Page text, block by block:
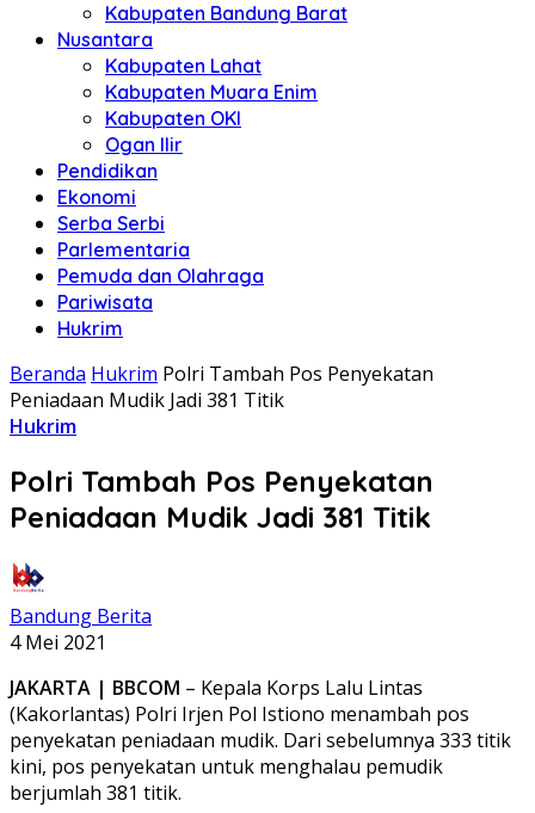
Kabupaten Bandung Barat
Nusantara
Kabupaten Lahat
Kabupaten Muara Enim
Kabupaten OKI
Ogan Ilir
Pendidikan
Ekonomi
Serba Serbi
Parlementaria
Pemuda dan Olahraga
Pariwisata
Hukrim
Beranda Hukrim Polri Tambah Pos Penyekatan
Peniadaan Mudik Jadi 381 Titik
Hukrim
Polri Tambah Pos Penyekatan
Peniadaan Mudik Jadi 381 Titik
Bandung Berita
4 Mei 2021
JAKARTA | BBCOM – Kepala Korps Lalu Lintas
(Kakorlantas) Polri Irjen Pol Istiono menambah pos
penyekatan peniadaan mudik. Dari sebelumnya 333 titik
kini, pos penyekatan untuk menghalau pemudik
berjumlah 381 titik.